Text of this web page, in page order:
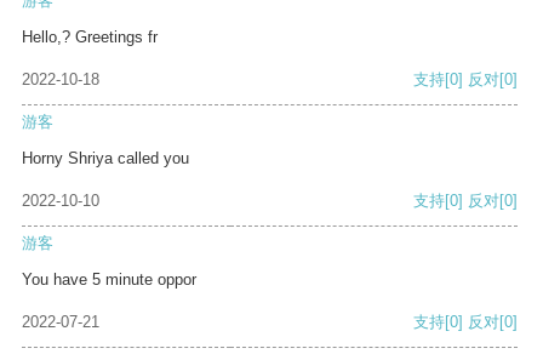
Hello,? Greetings fr
2022-10-18 支持[0] 反对[0]
游客
Horny Shriya called you
2022-10-10 支持[0] 反对[0]
游客
You have 5 minute oppor
2022-07-21 支持[0] 反对[0]